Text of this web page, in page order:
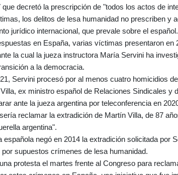
decretó la prescripción de "todos los actos de
los delitos de lesa humanidad no prescriben y
jurídico internacional, que prevale sobre el español.
en España, varias víctimas presentaron en
la cual la jueza instructora María Servini ha
a la democracia.
Servini procesó por al menos cuatro homicidios
ex ministro español de Relaciones Sindicales y
ante la jueza argentina por teleconferencia en
reclamar la extradición de Martín Villa, de 87
argentina".
española negó en 2014 la extradición solicitada por
supuestos crímenes de lesa humanidad.
protesta el martes frente al Congreso para